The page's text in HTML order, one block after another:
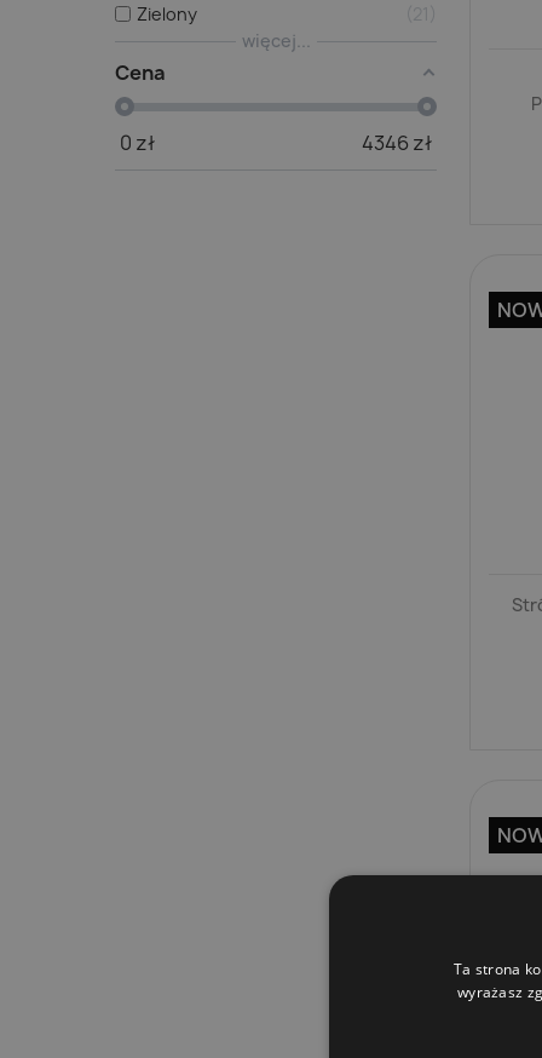
Zielony
więcej...
Cena
0 zł 4346 zł
Ta strona
wyrażasz